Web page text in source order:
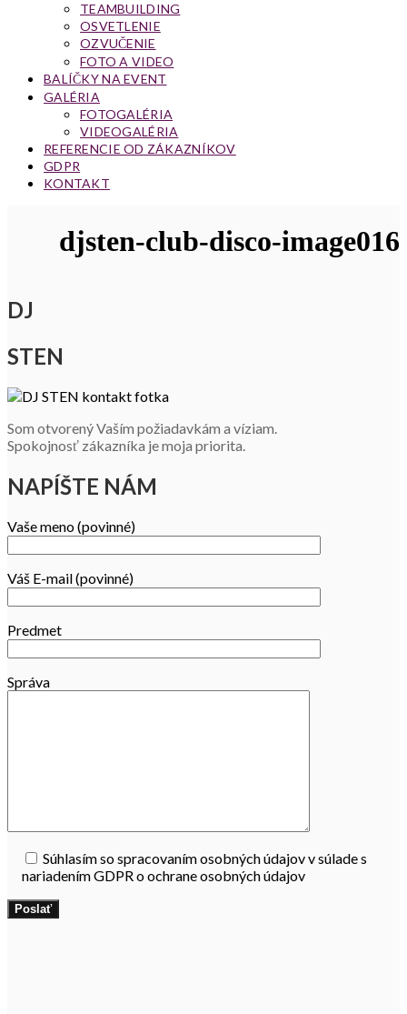
TEAMBUILDING
OSVETLENIE
OZVUČENIE
FOTO A VIDEO
BALÍČKY NA EVENT
GALÉRIA
FOTOGALÉRIA
VIDEOGALÉRIA
REFERENCIE OD ZÁKAZNÍKOV
GDPR
KONTAKT
djsten-club-disco-image016
DJ
STEN
Som otvorený Vaším požiadavkám a víziam.
Spokojnosť zákazníka je moja priorita.
NAPÍŠTE NÁM
Vaše meno (povinné)
Váš E-mail (povinné)
Predmet
Správa
Súhlasím so spracovaním osobných údajov v súlade s
nariadením GDPR o ochrane osobných údajov